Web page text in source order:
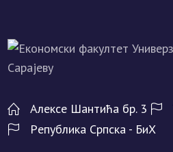
Алeксe Шантића бр. 3
Рeпублика Српска - БиХ